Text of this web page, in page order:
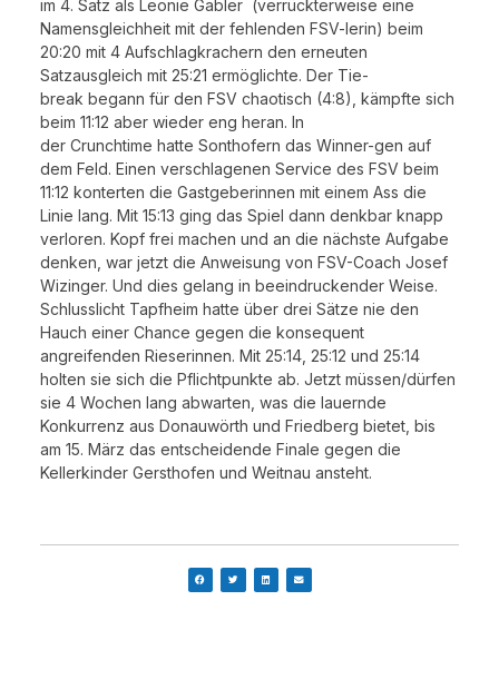
im 4. Satz als Leonie Gabler (verrückterweise eine
Namensgleichheit mit der fehlenden FSV-lerin) beim
20:20 mit 4 Aufschlagkrachern den erneuten
Satzausgleich mit 25:21 ermöglichte. Der Tie-
break begann für den FSV chaotisch (4:8), kämpfte sich
beim 11:12 aber wieder eng heran. In
der Crunchtime hatte Sonthofern das Winner-gen auf
dem Feld. Einen verschlagenen Service des FSV beim
11:12 konterten die Gastgeberinnen mit einem Ass die
Linie lang. Mit 15:13 ging das Spiel dann denkbar knapp
verloren. Kopf frei machen und an die nächste Aufgabe
denken, war jetzt die Anweisung von FSV-Coach Josef
Wizinger. Und dies gelang in beeindruckender Weise.
Schlusslicht Tapfheim hatte über drei Sätze nie den
Hauch einer Chance gegen die konsequent
angreifenden Rieserinnen. Mit 25:14, 25:12 und 25:14
holten sie sich die Pflichtpunkte ab. Jetzt müssen/dürfen
sie 4 Wochen lang abwarten, was die lauernde
Konkurrenz aus Donauwörth und Friedberg bietet, bis
am 15. März das entscheidende Finale gegen die
Kellerkinder Gersthofen und Weitnau ansteht.